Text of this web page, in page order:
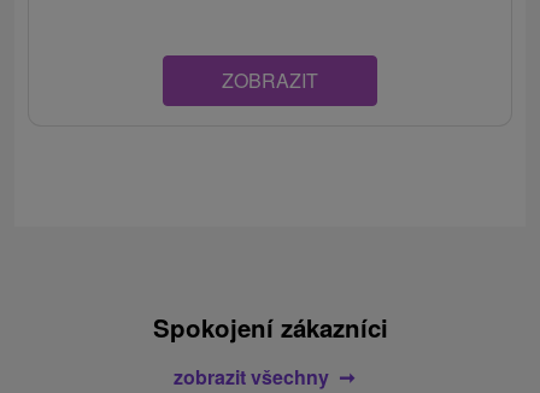
ZOBRAZIT
Spokojení zákazníci
zobrazit všechny